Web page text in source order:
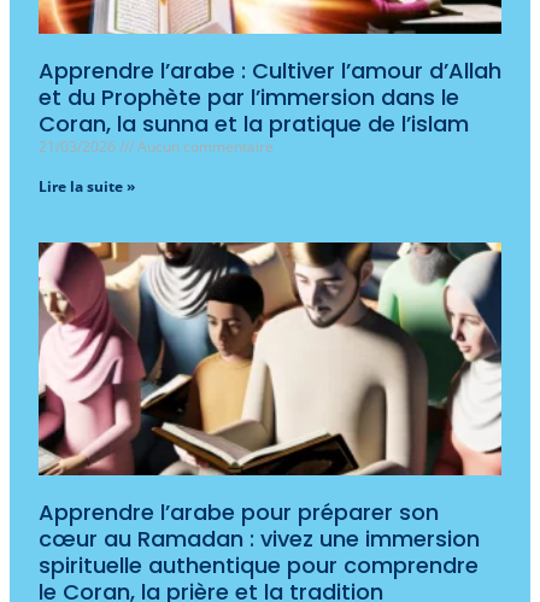
Apprendre l’arabe : Cultiver l’amour d’Allah
et du Prophète par l’immersion dans le
Coran, la sunna et la pratique de l’islam
21/03/2026
Aucun commentaire
Lire la suite »
Apprendre l’arabe pour préparer son
cœur au Ramadan : vivez une immersion
spirituelle authentique pour comprendre
le Coran, la prière et la tradition